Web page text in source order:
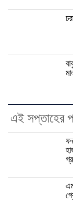
এই সপ্তাহের